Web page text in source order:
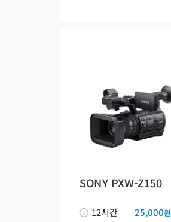
SONY PXW-Z150
12시간 25,000원